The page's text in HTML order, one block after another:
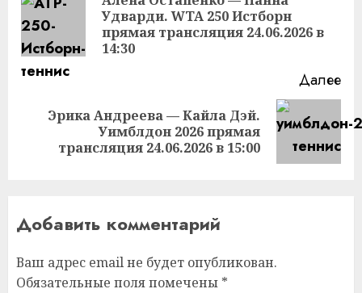
Удварди. WTA 250 Истборн
прямая трансляция 24.06.2026 в
14:30
Далее
Следующая
запись:
Эрика Андреева — Кайла Дэй.
Уимблдон 2026 прямая
трансляция 24.06.2026 в 15:00
Добавить комментарий
Ваш адрес email не будет опубликован.
Обязательные поля помечены *